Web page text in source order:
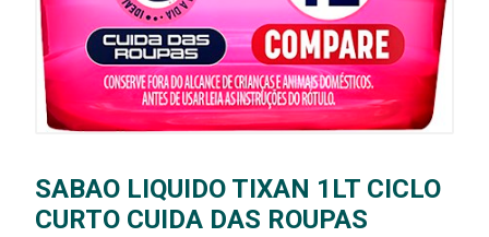
SABAO LIQUIDO TIXAN 1LT CICLO
CURTO CUIDA DAS ROUPAS